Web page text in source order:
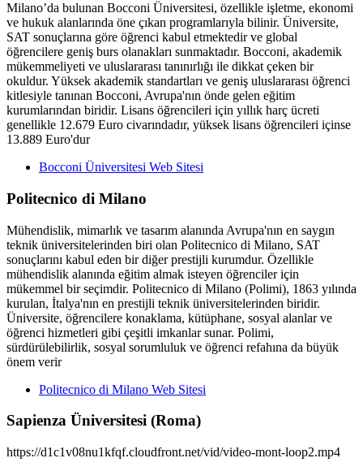
Milano’da bulunan Bocconi Üniversitesi, özellikle işletme, ekonomi
ve hukuk alanlarında öne çıkan programlarıyla bilinir. Üniversite,
SAT sonuçlarına göre öğrenci kabul etmektedir ve global
öğrencilere geniş burs olanakları sunmaktadır. Bocconi, akademik
mükemmeliyeti ve uluslararası tanınırlığı ile dikkat çeken bir
okuldur. Yüksek akademik standartları ve geniş uluslararası öğrenci
kitlesiyle tanınan Bocconi, Avrupa'nın önde gelen eğitim
kurumlarından biridir​. Lisans öğrencileri için yıllık harç ücreti
genellikle 12.679 Euro civarındadır, yüksek lisans öğrencileri içinse
13.889 Euro'dur
Bocconi Üniversitesi Web Sitesi
Politecnico di Milano
Mühendislik, mimarlık ve tasarım alanında Avrupa'nın en saygın
teknik üniversitelerinden biri olan Politecnico di Milano, SAT
sonuçlarını kabul eden bir diğer prestijli kurumdur. Özellikle
mühendislik alanında eğitim almak isteyen öğrenciler için
mükemmel bir seçimdir. Politecnico di Milano (Polimi), 1863 yılında
kurulan, İtalya'nın en prestijli teknik üniversitelerinden biridir.
Üniversite, öğrencilere konaklama, kütüphane, sosyal alanlar ve
öğrenci hizmetleri gibi çeşitli imkanlar sunar. Polimi,
sürdürülebilirlik, sosyal sorumluluk ve öğrenci refahına da büyük
önem verir
Politecnico di Milano Web Sitesi
Sapienza Üniversitesi (Roma)
https://d1c1v08nu1kfqf.cloudfront.net/vid/video-mont-loop2.mp4